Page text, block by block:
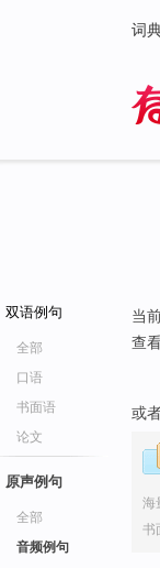
词
双语例句
全部
口语
书面语
论文
原声例句
全部
音频例句
当
查
或
海
书